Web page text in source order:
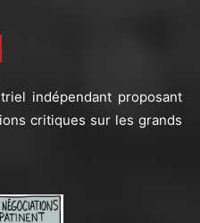
indépendant proposant
critiques sur les grands